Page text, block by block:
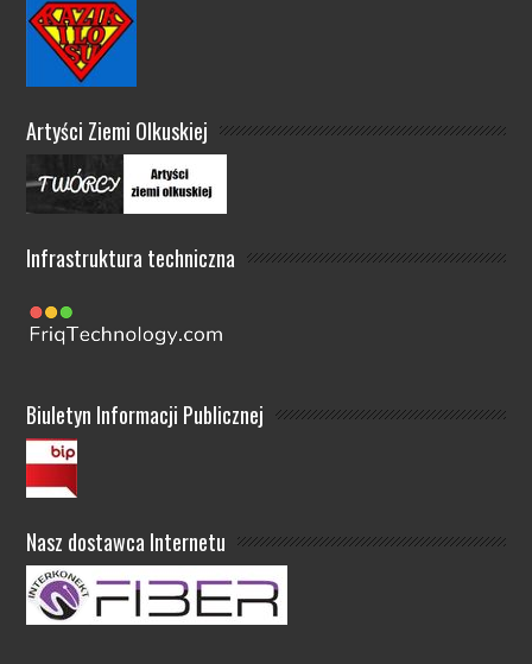
Artyści Ziemi Olkuskiej
Infrastruktura techniczna
Biuletyn Informacji Publicznej
Nasz dostawca Internetu